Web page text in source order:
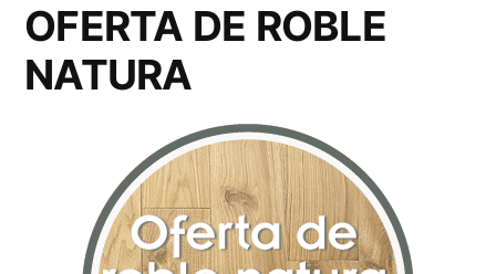
OFERTA DE ROBLE
NATURA